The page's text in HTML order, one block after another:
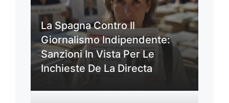
La Spagna Contro Il
Giornalismo Indipendente:
Sanzioni In Vista Per Le
Inchieste De La Directa